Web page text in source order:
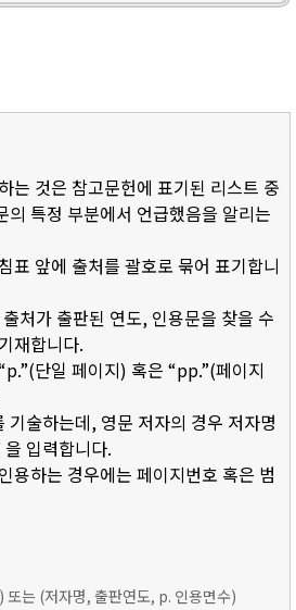
는 것은 참고문헌에 표기된 리스트 중
의 특정 부분에서 언급했음을 알리는
표 앞에 출처를 괄호로 묶어 표기합니
처가 출판된 연도, 인용문을 찾을 수
재합니다.
단일 페이지) 혹은 “pp.”(페이지
기술하는데, 영문 저자의 경우 저자명
입력합니다.
용하는 경우에는 페이지번호 혹은 범
또는 (저자명, 출판연도, p. 인용면수)